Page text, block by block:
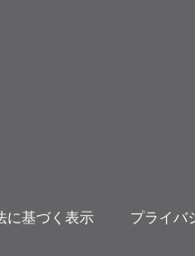
に基づく表示 プライバ